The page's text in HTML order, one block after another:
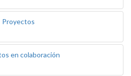
Proyectos
en colaboración